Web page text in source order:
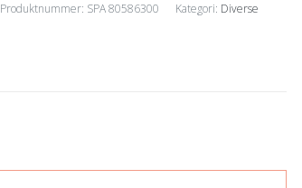
Produktnummer: SPA 80586300 Kategori: Diverse